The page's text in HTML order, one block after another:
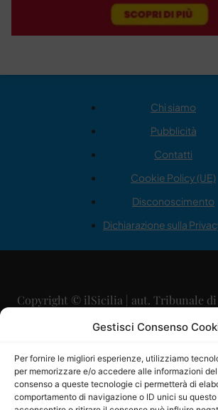
Gestisci Consenso
Per fornire le migliori esperienze, utilizziamo
per memorizzare e/o accedere alle informazioni
consenso a queste tecnologie ci permetterà di
comportamento di navigazione o ID unici su questo
Chi siamo
Pubblicità
Contatti
Cookie Policy (UE)
Disconoscimento
Dichiarazione sulla
Copyright © ilSicilia | aut. Tribunale di
29/09/2015
Direttore Editoriale: Maurizio